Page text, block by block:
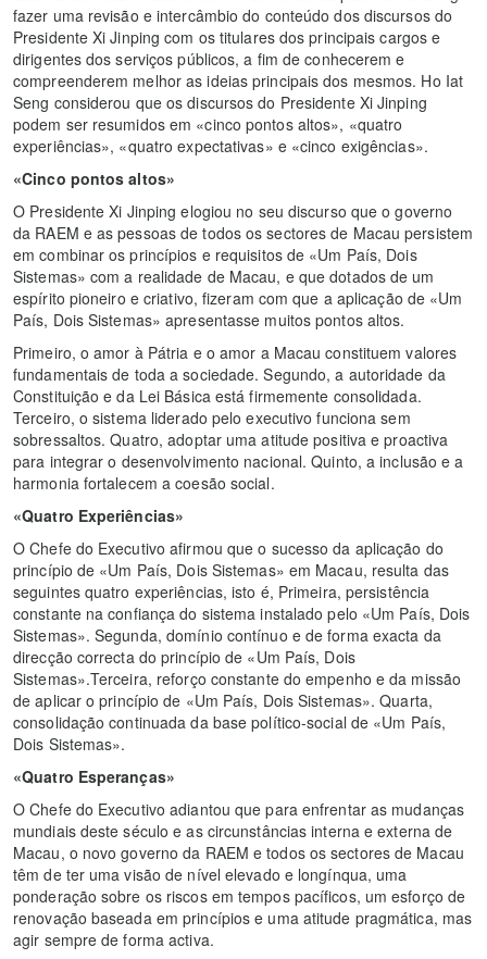
fazer uma revisão e intercâmbio do conteúdo dos discursos do
Presidente Xi Jinping com os titulares dos principais cargos e
dirigentes dos serviços públicos, a fim de conhecerem e
compreenderem melhor as ideias principais dos mesmos. Ho Iat
Seng considerou que os discursos do Presidente Xi Jinping
podem ser resumidos em «cinco pontos altos», «quatro
experiências», «quatro expectativas» e «cinco exigências».
«Cinco pontos altos»
O Presidente Xi Jinping elogiou no seu discurso que o governo
da RAEM e as pessoas de todos os sectores de Macau persistem
em combinar os princípios e requisitos de «Um País, Dois
Sistemas» com a realidade de Macau, e que dotados de um
espírito pioneiro e criativo, fizeram com que a aplicação de «Um
País, Dois Sistemas» apresentasse muitos pontos altos.
Primeiro, o amor à Pátria e o amor a Macau constituem valores
fundamentais de toda a sociedade. Segundo, a autoridade da
Constituição e da Lei Básica está firmemente consolidada.
Terceiro, o sistema liderado pelo executivo funciona sem
sobressaltos. Quatro, adoptar uma atitude positiva e proactiva
para integrar o desenvolvimento nacional. Quinto, a inclusão e a
harmonia fortalecem a coesão social.
«Quatro Experiências»
O Chefe do Executivo afirmou que o sucesso da aplicação do
princípio de «Um País, Dois Sistemas» em Macau, resulta das
seguintes quatro experiências, isto é, Primeira, persistência
constante na confiança do sistema instalado pelo «Um País, Dois
Sistemas». Segunda, domínio contínuo e de forma exacta da
direcção correcta do princípio de «Um País, Dois
Sistemas».Terceira, reforço constante do empenho e da missão
de aplicar o princípio de «Um País, Dois Sistemas». Quarta,
consolidação continuada da base político-social de «Um País,
Dois Sistemas».
«Quatro Esperanças»
O Chefe do Executivo adiantou que para enfrentar as mudanças
mundiais deste século e as circunstâncias interna e externa de
Macau, o novo governo da RAEM e todos os sectores de Macau
têm de ter uma visão de nível elevado e longínqua, uma
ponderação sobre os riscos em tempos pacíficos, um esforço de
renovação baseada em princípios e uma atitude pragmática, mas
agir sempre de forma activa.